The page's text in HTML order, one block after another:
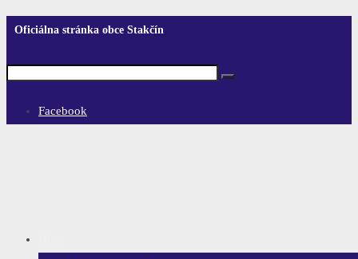
Oficiálna stránka obce Stakčín
Facebook